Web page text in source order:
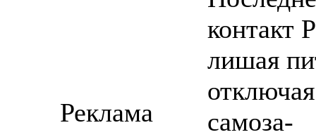
контакт
лишая
самоза-
Реклама